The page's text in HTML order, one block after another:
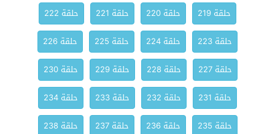
حلقة 219
حلقة 220 حلقة 221
حلقة 222
حلقة 223
حلقة 224 حلقة 225
حلقة 226
حلقة 227
حلقة 228 حلقة 229
حلقة 230
حلقة 231
حلقة 232 حلقة 233
حلقة 234
حلقة 235
حلقة 236 حلقة 237
حلقة 238